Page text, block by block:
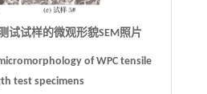
试试样的微观形貌SEM照片
of WPC tensile
test specimens